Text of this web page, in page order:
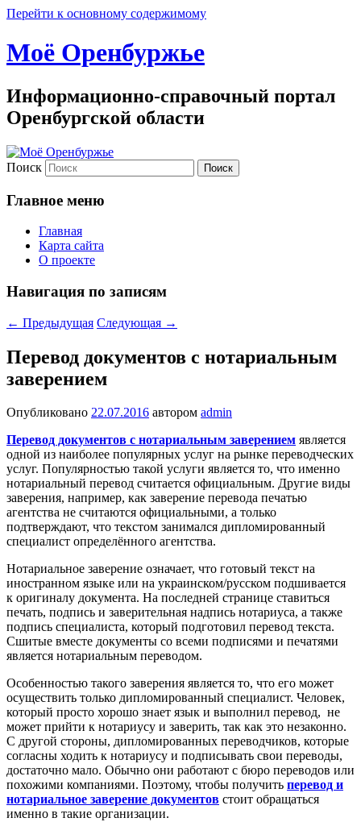
Перейти к основному содержимому
Моё Оренбуржье
Информационно-справочный портал
Оренбургской области
Поиск
Главное меню
Главная
Карта сайта
О проекте
Навигация по записям
← Предыдущая Следующая →
Перевод документов с нотариальным
заверением
Опубликовано 22.07.2016 автором admin
Перевод документов с нотариальным заверением является
одной из наиболее популярных услуг на рынке переводческих
услуг. Популярностью такой услуги является то, что именно
нотариальный перевод считается официальным. Другие виды
заверения, например, как заверение перевода печатью
агентства не считаются официальными, а только
подтверждают, что текстом занимался дипломированный
специалист определённого агентства.
Нотариальное заверение означает, что готовый текст на
иностранном языке или на украинском/русском подшивается
к оригиналу документа. На последней странице ставиться
печать, подпись и заверительная надпись нотариуса, а также
подпись специалиста, который подготовил перевод текста.
Сшитые вместе документы со всеми подписями и печатями
является нотариальным переводом.
Особенностью такого заверения является то, что его может
осуществить только дипломированный специалист. Человек,
который просто хорошо знает язык и выполнил перевод, не
может прийти к нотариусу и заверить, так как это незаконно.
С другой стороны, дипломированных переводчиков, которые
согласны ходить к нотариусу и подписывать свои переводы,
достаточно мало. Обычно они работают с бюро переводов или
похожими компаниями. Поэтому, чтобы получить перевод и
нотариальное заверение документов стоит обращаться
именно в такие организации.